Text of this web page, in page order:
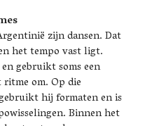
zijn dansen. Dat
het tempo vast ligt.
gebruikt soms een
om. Op die
hij formaten en is
Binnen het